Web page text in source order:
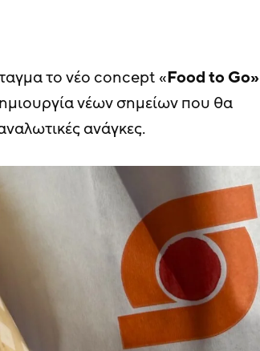
το νέο concept «Food to Go»
νέων σημείων που θα
ανάγκες.